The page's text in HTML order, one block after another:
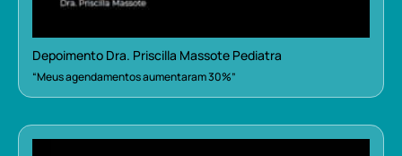
Depoimento Dra. Priscilla Massote Pediatra
“Meus agendamentos aumentaram 30%”